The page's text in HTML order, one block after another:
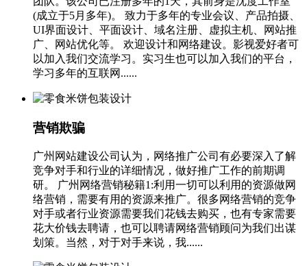
(成立于5月多年)。 致力于多年的专业会议、产品拍摄、
UI界面设计、平面设计、域名注册、虚拟主机、网站推
广、网站优化等。 欢迎设计和网络建设。影视爱好者可
以加入我们交流学习。实习生也可以加入我们的平台，
学习多年的互联网......
营销欺骗
广州网站建设公司认为，网络推广公司有必要深入了解
竞争对手和行业的详细情况，做好推广工作的前期调
研。 广州网络营销秘籍1:利用一切可以利用的资源做网
络营销，需要有用的资源来推广。很多网络营销的竞争
对手或者行业资源需要我们花钱去购买，也有专家需要
花大价钱去聘请，也可以聘请网络营销顾问为我们出谋
划策。当然，对于对手来说，我......